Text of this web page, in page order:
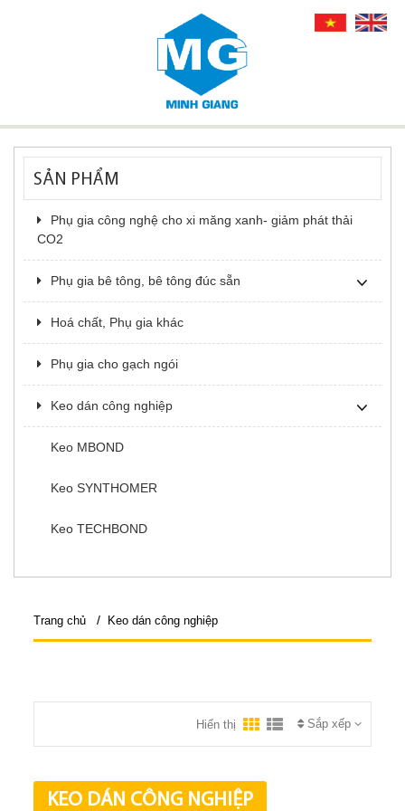
SẢN PHẨM
Phụ gia công nghệ cho xi măng xanh- giảm phát thải
CO2
Phụ gia bê tông, bê tông đúc sẵn
Hoá chất, Phụ gia khác
Phụ gia cho gạch ngói
Keo dán công nghiệp
Keo MBOND
Keo SYNTHOMER
Keo TECHBOND
Trang chủ / Keo dán công nghiệp
Sắp xếp
Hiển thị
KEO DÁN CÔNG NGHIỆP